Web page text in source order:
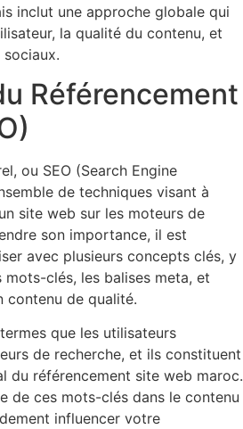
inclut une approche globale qui
la qualité du contenu, et
sociaux.
Référencement
ou SEO (Search Engine
de techniques visant à
site web sur les moteurs de
son importance, il est
avec plusieurs concepts clés, y
mots-clés, les balises meta, et
contenu de qualité.
que les utilisateurs
de recherche, et ils constituent
du référencement site web maroc.
de ces mots-clés dans le contenu
influencer votre